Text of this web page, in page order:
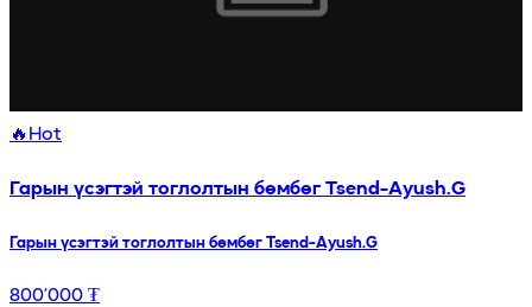
🔥 Hot
Гарын үсэгтэй тоглолтын бөмбөг Tsend-Ayush.G
Гарын үсэгтэй тоглолтын бөмбөг Tsend-Ayush.G
800’000 ₮